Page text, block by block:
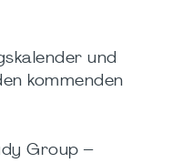
und
kommenden
Group –